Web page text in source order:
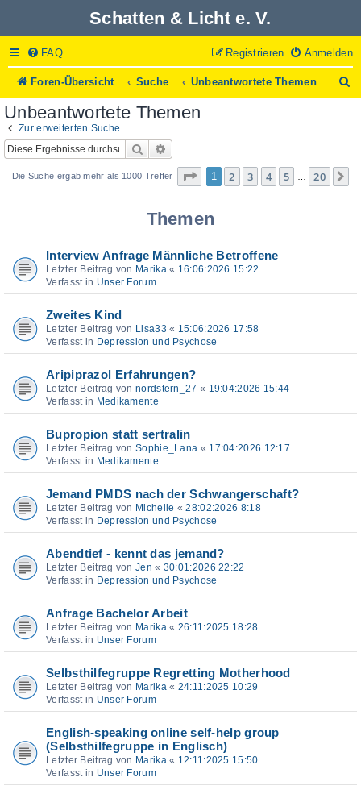
Schatten & Licht e. V.
FAQ Anmelden
Registrieren
Foren-Übersicht Suche Unbeantwortete Themen
u
Unbeantwortete Themen
Zur erweiterten Suche
Suche
Die Suche ergab mehr als 1000 Treffer Seite 1von 20
1 2 3 4 5 … 20
Themen
Interview Anfrage Männliche Betroffene
Letzter Beitrag von Marika« 16:06:2026 15:22
Verfasst in Unser Forum
Zweites Kind
Letzter Beitrag von Lisa33 « 15:06:2026 17:58
Verfasst in Depression und Psychose
Aripiprazol Erfahrungen?
Letzter Beitrag von nordstern_27 « 19:04:2026 15:44
Verfasst in Medikamente
Bupropion statt sertralin
Letzter Beitrag von Sophie_Lana « 17:04:2026 12:17
Verfasst in Medikamente
Jemand PMDS nach der Schwangerschaft?
Letzter Beitrag von Michelle «28:02:2026 8:18
Verfasst in Depression und Psychose
Abendtief - kennt das jemand?
Letzter Beitrag von Jen « 30:01:2026 22:22
Verfasst in Depression und Psychose
Anfrage Bachelor Arbeit
Letzter Beitrag von Marika« 26:11:2025 18:28
Verfasst in Unser Forum
Selbsthilfegruppe Regretting Motherhood
Letzter Beitrag von Marika« 24:11:2025 10:29
Verfasst in Unser Forum
English-speaking online self-help group
(Selbsthilfegruppe in Englisch)
Letzter Beitrag von Marika« 12:11:2025 15:50
Verfasst in Unser Forum